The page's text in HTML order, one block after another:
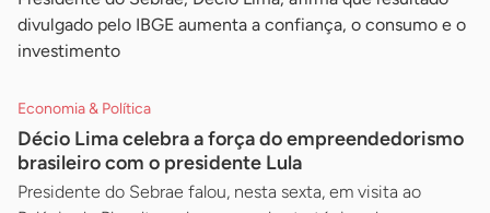
divulgado pelo IBGE aumenta a confiança, o consumo e o
investimento
Economia & Política
Décio Lima celebra a força do empreendedorismo
brasileiro com o presidente Lula
Presidente do Sebrae falou, nesta sexta, em visita ao